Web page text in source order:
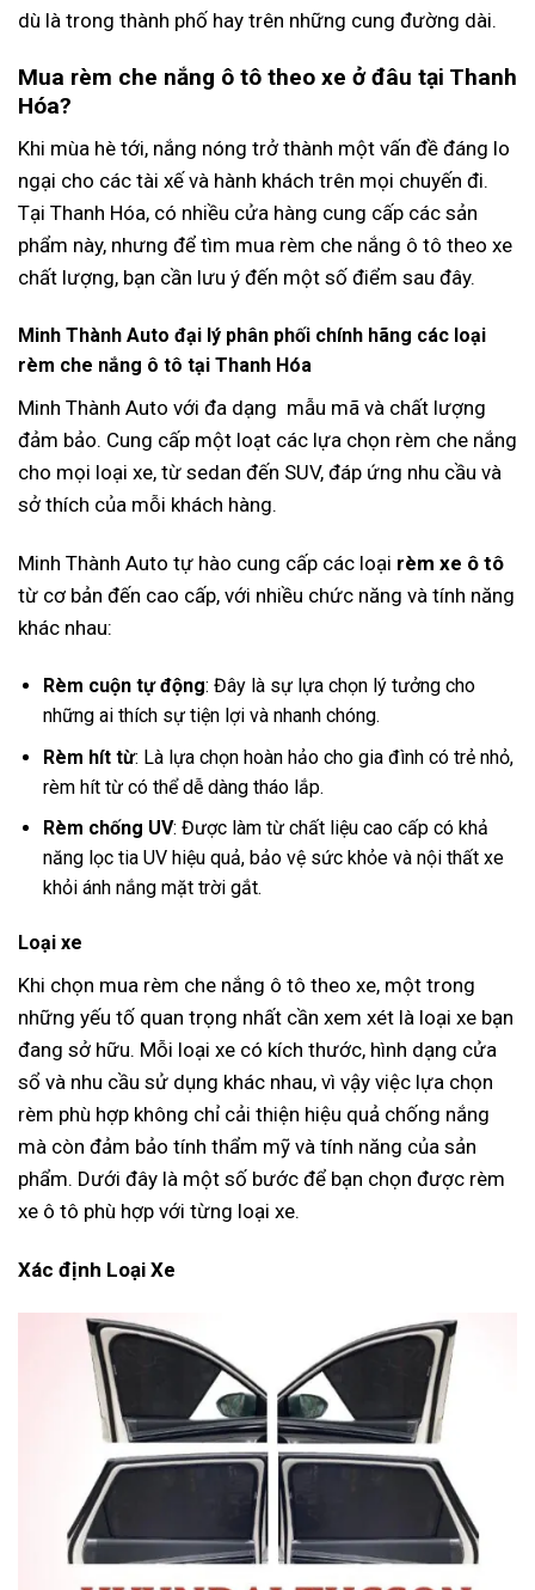
dù là trong thành phố hay trên những cung đường dài.
Mua rèm che nắng ô tô theo xe ở đâu tại Thanh
Hóa?
Khi mùa hè tới, nắng nóng trở thành một vấn đề đáng lo
ngại cho các tài xế và hành khách trên mọi chuyến đi.
Tại Thanh Hóa, có nhiều cửa hàng cung cấp các sản
phẩm này, nhưng để tìm mua rèm che nắng ô tô theo xe
chất lượng, bạn cần lưu ý đến một số điểm sau đây.
Minh Thành Auto đại lý phân phối chính hãng các loại
rèm che nắng ô tô tại Thanh Hóa
Minh Thành Auto với đa dạng mẫu mã và chất lượng
đảm bảo. Cung cấp một loạt các lựa chọn rèm che nắng
cho mọi loại xe, từ sedan đến SUV, đáp ứng nhu cầu và
sở thích của mỗi khách hàng.
Minh Thành Auto tự hào cung cấp các loại rèm xe ô tô
từ cơ bản đến cao cấp, với nhiều chức năng và tính năng
khác nhau:
Rèm cuộn tự động: Đây là sự lựa chọn lý tưởng cho
những ai thích sự tiện lợi và nhanh chóng.
Rèm hít từ: Là lựa chọn hoàn hảo cho gia đình có trẻ nhỏ,
rèm hít từ có thể dễ dàng tháo lắp.
Rèm chống UV: Được làm từ chất liệu cao cấp có khả
năng lọc tia UV hiệu quả, bảo vệ sức khỏe và nội thất xe
khỏi ánh nắng mặt trời gắt.
Loại xe
Khi chọn mua rèm che nắng ô tô theo xe, một trong
những yếu tố quan trọng nhất cần xem xét là loại xe bạn
đang sở hữu. Mỗi loại xe có kích thước, hình dạng cửa
sổ và nhu cầu sử dụng khác nhau, vì vậy việc lựa chọn
rèm phù hợp không chỉ cải thiện hiệu quả chống nắng
mà còn đảm bảo tính thẩm mỹ và tính năng của sản
phẩm. Dưới đây là một số bước để bạn chọn được rèm
xe ô tô phù hợp với từng loại xe.
Xác định Loại Xe